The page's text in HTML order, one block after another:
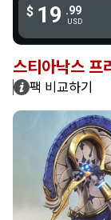
$ 19 .99
USD
지금 구매하세
스티아낙스 프
팩 비교하기